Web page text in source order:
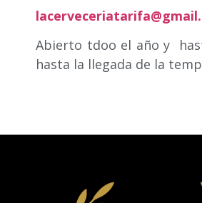
Abierto tdoo el año y
hasta la llegada de la